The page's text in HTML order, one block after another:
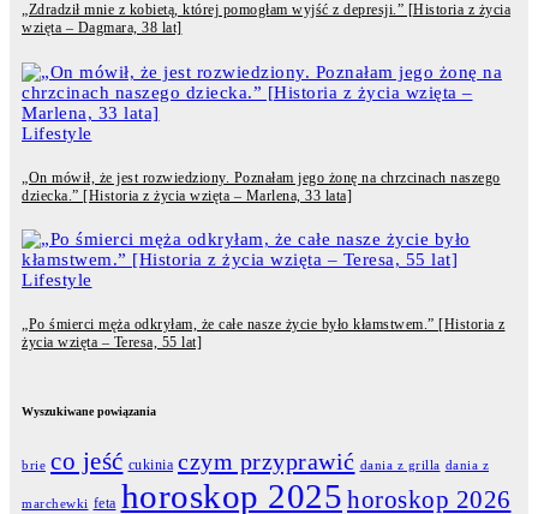
„Zdradził mnie z kobietą, której pomogłam wyjść z depresji.” [Historia z życia
wzięta – Dagmara, 38 lat]
Lifestyle
„On mówił, że jest rozwiedziony. Poznałam jego żonę na chrzcinach naszego
dziecka.” [Historia z życia wzięta – Marlena, 33 lata]
Lifestyle
„Po śmierci męża odkryłam, że całe nasze życie było kłamstwem.” [Historia z
życia wzięta – Teresa, 55 lat]
Wyszukiwane powiązania
brie co jeść cukinia czym przyprawić dania z grilla dania z
marchewki feta horoskop 2025 horoskop 2026